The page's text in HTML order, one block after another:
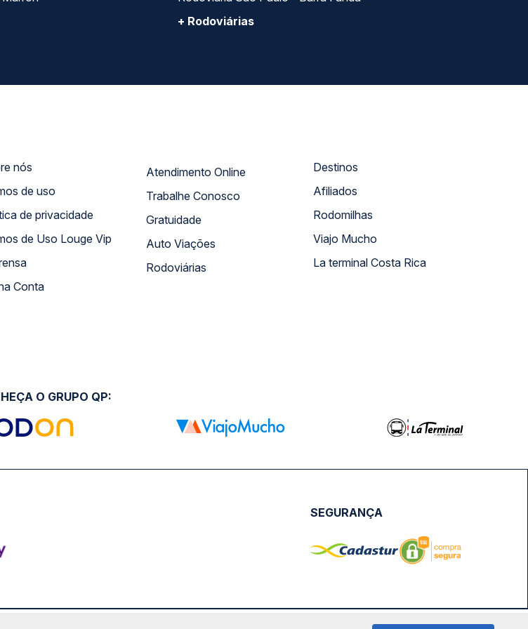
+ Rodoviárias
nós
Termos de uso
Política de privacidade
Termos de Uso Louge Vip
Minha Conta
Atendimento Online
Trabalhe Conosco
Gratuidade
Auto Viações
Rodoviárias
Destinos
Afiliados
Rodomilhas
Viajo Mucho
La terminal Costa Rica
O GRUPO QP:
SEGURANÇA